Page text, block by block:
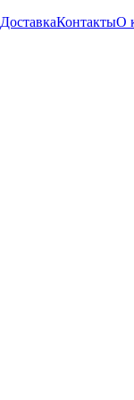
ДоставкаКонтактыО